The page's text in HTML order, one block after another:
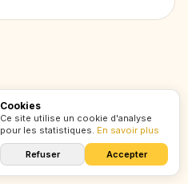
Cookies
Ce site utilise un cookie d'analyse
pour les statistiques. En savoir plus
Refuser Accepter